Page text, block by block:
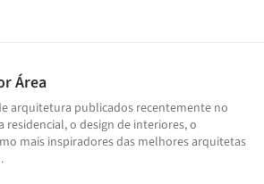
Área
arquitetura publicados recentemente no
residencial, o design de interiores, o
mais inspiradores das melhores arquitetas